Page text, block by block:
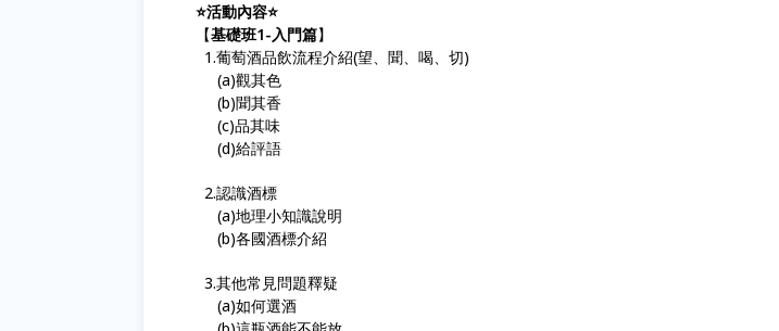
⭐️活動內容⭐️
【基礎班1-入門篇】
1.葡萄酒品飲流程介紹(望、聞、喝、切)
(a)觀其色
(b)聞其香
(c)品其味
(d)給評語
2.認識酒標
(a)地理小知識說明
(b)各國酒標介紹
3.其他常見問題釋疑
(a)如何選酒